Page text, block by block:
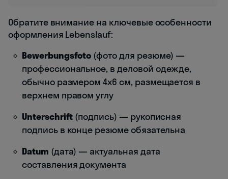
Обратите внимание на ключевые особенности
оформления Lebenslauf:
Bewerbungsfoto (фото для резюме) —
профессиональное, в деловой одежде,
обычно размером 4x6 см, размещается в
верхнем правом углу
Unterschrift (подпись) — рукописная
подпись в конце резюме обязательна
Datum (дата) — актуальная дата
составления документа